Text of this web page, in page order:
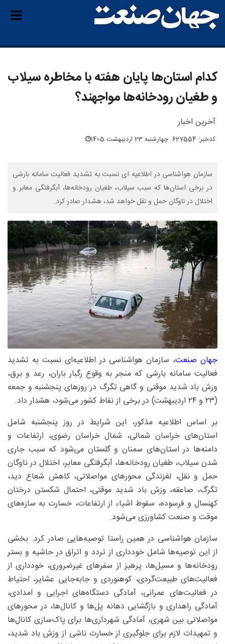
کدام استان‌ها پایان هفته با مخاطره سیلاب
و طغیان رودخانه‌ها مواجهند؟
آخرین اخبار
کدخبر: 627554 چهارشنبه 23 اردیبهشت 1405
سازمان هواشناسی در اطلاعیه ای نسبت به تشدید فعالیت سامانه بارشی
در برخی استان‌ها که سبب سیلاب، طغیان رودخانه‌ها، آبگرفتگی معابر و
اختلال در ناوگان حمل و نقل خواهد شد، هشدار صادر کرد.
جهان صنعت، سازمان هواشناسی در اطلاعیه‌ای نسبت به تشدید
فعالیت سامانه بارشی که منجر به وقوع رگبار باران، رعد و برق،
وزش باد شدید موقتی و گاهی تگرگ در روزهای پنجشنبه و جمعه
(۲۳ و ۲۴ اردیبهشت) در برخی از نقاط کشور می‌شود، هشدار داد.
بر اساس اطلاعیه مذکور، این شرایط در روز پنجشنبه شامل
استان‌های خراسان شمالی، شمال خراسان رضوی، ارتفاعات و
دامنه‌ها در استان‌های سمنان و گلستان می‌شود که سبب جاری
شدن سیلاب، طغیان رودخانه‌ها، آبگرفتگی معابر، اختلال در ناوگان
حمل و نقل، لغزندگی محورهای مواصلاتی، کاهش شعاع دید،
تگرگ، صاعقه، وزش باد شدید موقتی، احتمال شکستن درختان
کهنسال و فرسوده، سقوط اشیاء از ارتفاعات، خسارت به سازه‌های
موقت و صنعت کشاورزی می‌شود.
سازمان هواشناسی در همین راستا توصیه‌هایی صادر کرد. بخشی
از این توصیه‌ها شامل خودداری از تردد و اتراق در حاشیه و بستر
رودخانه‌ها و مسیل‌ها، پرهیز از سفرهای غیرضروری، خودداری از
فعالیت‌های طبیعت‌گردی، کوهنوردی و جابه‌جایی عشایر، احتیاط
در فعالیت‌های عمرانی، آمادگی دستگاه‌های اجرایی و امدادی،
آمادگی راهداری و بازگشایی دهانه پل‌ها و کانال‌ها، در محورهای
مواصلاتی بین شهری، آمادگی شهرداری‌ها برای پاک‌سازی کانال‌ها
و تمهیدات لازم برای جلوگیری از خسارت ناشی از وزش باد شدید،